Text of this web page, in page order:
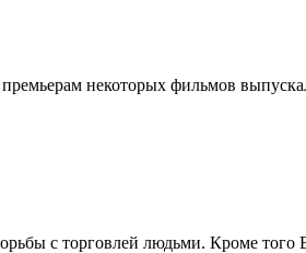
некоторых фильмов
с торговлей людьми. Кроме того